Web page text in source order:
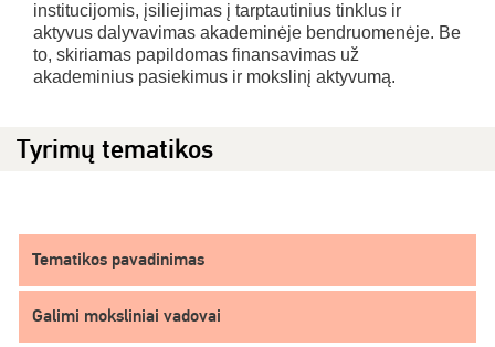
institucijomis, įsiliejimas į tarptautinius tinklus ir
aktyvus dalyvavimas akademinėje bendruomenėje. Be
to, skiriamas papildomas finansavimas už
akademinius pasiekimus ir mokslinį aktyvumą.
Tyrimų tematikos
Tematikos pavadinimas
Galimi moksliniai vadovai